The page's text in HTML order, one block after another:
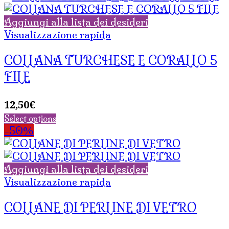
Aggiungi alla lista dei desideri
Visualizzazione rapida
COLLANA TURCHESE E CORALLO 5
FILE
12,50€
Select options
-50%
Aggiungi alla lista dei desideri
Visualizzazione rapida
COLLANE DI PERLINE DI VETRO